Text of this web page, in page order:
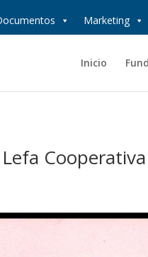
Marketing
Inicio